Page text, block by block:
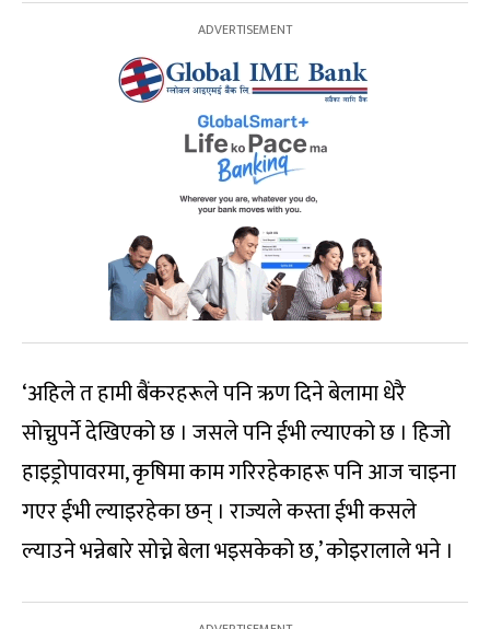
‘अहिले त हामी बैंकरहरूले पनि ऋण दिने बेलामा धेरै
सोच्नुपर्ने देखिएको छ । जसले पनि ईभी ल्याएको छ । हिजो
हाइड्रोपावरमा, कृषिमा काम गरिरहेकाहरू पनि आज चाइना
गएर ईभी ल्याइरहेका छन् । राज्यले कस्ता ईभी कसले
ल्याउने भन्नेबारे सोच्ने बेला भइसकेको छ,’ कोइरालाले भने ।